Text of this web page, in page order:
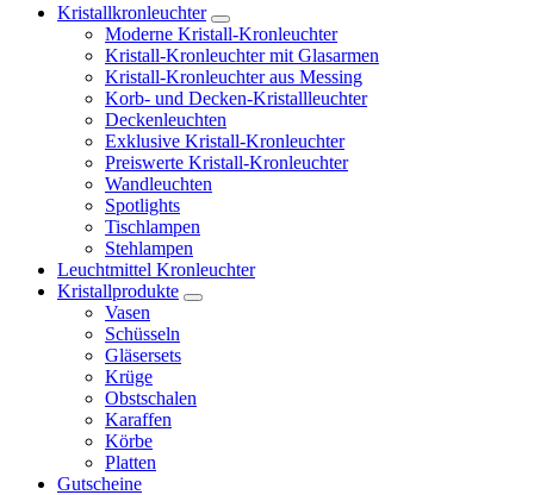
Kristallkronleuchter
Moderne Kristall-Kronleuchter
Kristall-Kronleuchter mit Glasarmen
Kristall-Kronleuchter aus Messing
Korb- und Decken-Kristallleuchter
Deckenleuchten
Exklusive Kristall-Kronleuchter
Preiswerte Kristall-Kronleuchter
Wandleuchten
Spotlights
Tischlampen
Stehlampen
Leuchtmittel Kronleuchter
Kristallprodukte
Vasen
Schüsseln
Gläsersets
Krüge
Obstschalen
Karaffen
Körbe
Platten
Gutscheine